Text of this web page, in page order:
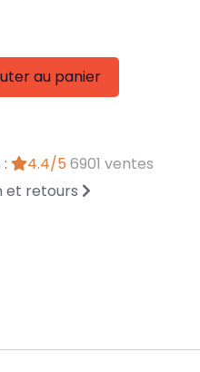
au panier
4.4/5 6901 ventes
et retours